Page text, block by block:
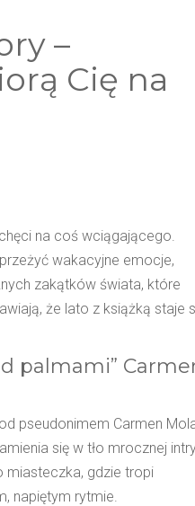
–
Cię na
na coś wciągającego.
wakacyjne emocje,
zakątków świata, które
że lato z książką staje
palmami”
pseudonimem Carmen
się w tło mrocznej
miasteczka, gdzie tropi
napiętym rytmie.